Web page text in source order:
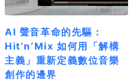
AI 聲音革命的先驅：
Hit’n’Mix 如何用「解構
主義」重新定義數位音樂
創作的邊界